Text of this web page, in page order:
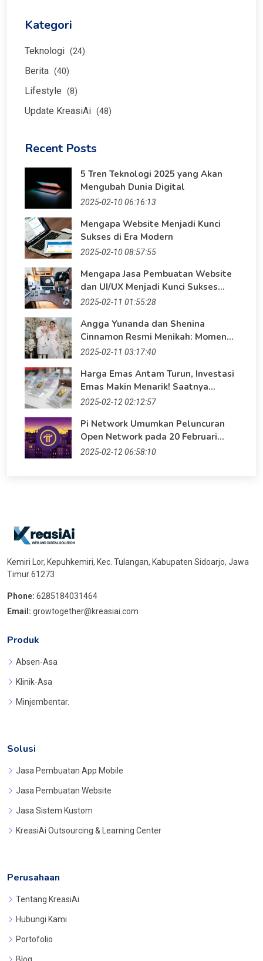
Kategori
Teknologi (24)
Berita (40)
Lifestyle (8)
Update KreasiAi (48)
Recent Posts
5 Tren Teknologi 2025 yang Akan
Mengubah Dunia Digital
2025-02-10 06:16:13
Mengapa Website Menjadi Kunci
Sukses di Era Modern
2025-02-10 08:57:55
Mengapa Jasa Pembuatan Website
dan UI/UX Menjadi Kunci Sukses
Bisnis?
2025-02-11 01:55:28
Angga Yunanda dan Shenina
Cinnamon Resmi Menikah: Momen
Bahagia di Era Digital
2025-02-11 03:17:40
Harga Emas Antam Turun, Investasi
Emas Makin Menarik! Saatnya
Maksimalkan Keuntungan dengan
2025-02-12 02:12:57
Pi Network Umumkan Peluncuran
Open Network pada 20 Februari
2025
2025-02-12 06:58:10
Kemiri Lor, Kepuhkemiri, Kec. Tulangan, Kabupaten Sidoarjo, Jawa
Timur 61273
Phone: 6285184031464
Email: growtogether@kreasiai.com
Produk
Absen-Asa
Klinik-Asa
Minjembentar.
Solusi
Jasa Pembuatan App Mobile
Jasa Pembuatan Website
Jasa Sistem Kustom
KreasiAi Outsourcing & Learning Center
Perusahaan
Tentang KreasiAi
Hubungi Kami
Portofolio
Blog